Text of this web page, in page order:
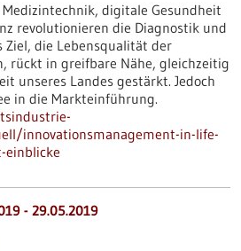
digitale Gesundheit
revolutionieren die Diagnostik und
Ziel, die Lebensqualität der
rückt in greifbare Nähe, gleichzeitig
unseres Landes gestärkt. Jedoch
in die Markteinführung.
innovationsmanagement-in-life-
einblicke
- 29.05.2019